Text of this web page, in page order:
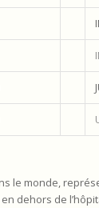
monde,
dehors de